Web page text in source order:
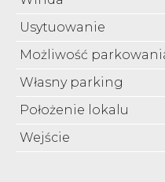
Usytuowanie
Możliwość
Własny parking
Położenie lokalu
Wejście